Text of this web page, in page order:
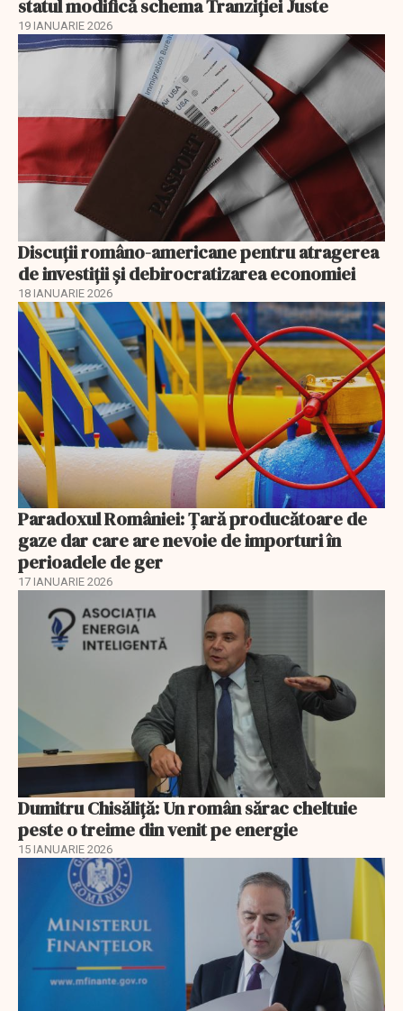
statul modifică schema Tranziției Juste
19 IANUARIE 2026
Discuţii româno-americane pentru atragerea
de investiţii şi debirocratizarea economiei
18 IANUARIE 2026
Paradoxul României: Ţară producătoare de
gaze dar care are nevoie de importuri în
perioadele de ger
17 IANUARIE 2026
Dumitru Chisăliţă: Un român sărac cheltuie
peste o treime din venit pe energie
15 IANUARIE 2026